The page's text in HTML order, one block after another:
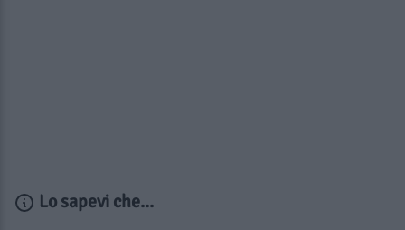
Lo sapevi che...